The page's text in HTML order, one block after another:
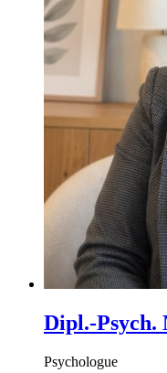
Dipl.-Psych.
Psychologue